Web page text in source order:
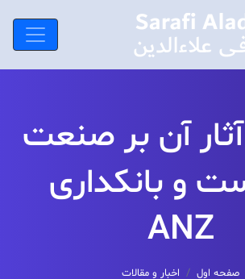
آثار آن بر صنعت
و بانکداری
ANZ
صفحه اول اخبار و مقالات